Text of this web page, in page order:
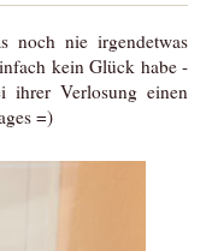
noch nie irgendetwas
kein Glück habe -
ihrer Verlosung einen
=)